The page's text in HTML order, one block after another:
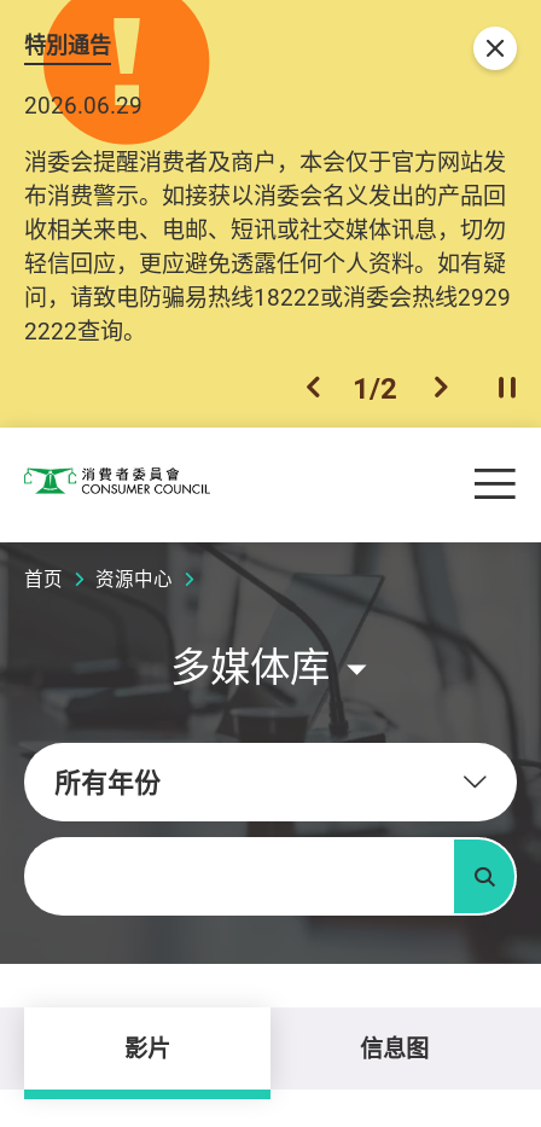
特別通告
2026.06.29
消委会提醒消费者及商户，本会仅于官方网站发
布消费警示。如接获以消委会名义发出的产品回
收相关来电、电邮、短讯或社交媒体讯息，切勿
轻信回应，更应避免透露任何个人资料。如有疑
问，请致电防骗易热线18222或消委会热线2929
2222查询。
2025.10.31
为提升使用者体验及网络安全，本会的投诉处理
系统已经进行升级及推出新功能。由2025年11月
10日起，消费者需要提供基本联络资料（包括姓
名、电邮及电话）注册帐户，才可提交投诉、查
询及建议。所有提交纪录将清晰整合于帐户中，
方便日后作出跟进。
上一个
2/2 下一个开
关闭
消费者委员会 目
首页 资源中心
多媒体库
所有年份
关键字
搜寻
影片 信息图